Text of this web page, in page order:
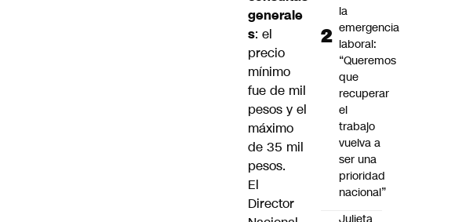
generale
s: el
precio
mínimo
fue de mil
pesos y el
máximo
de 35 mil
pesos.
El
Director
la
emergencia
laboral:
“Queremos
que
recuperar
el
trabajo
vuelva a
ser una
prioridad
nacional”